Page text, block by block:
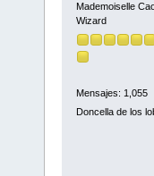
Mademoiselle
Wizard
Mensajes: 1,055
Doncella de los